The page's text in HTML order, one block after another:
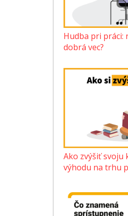
Hudba pri práci:
dobrá vec?
Ako zvýšiť svoju
výhodu na trhu